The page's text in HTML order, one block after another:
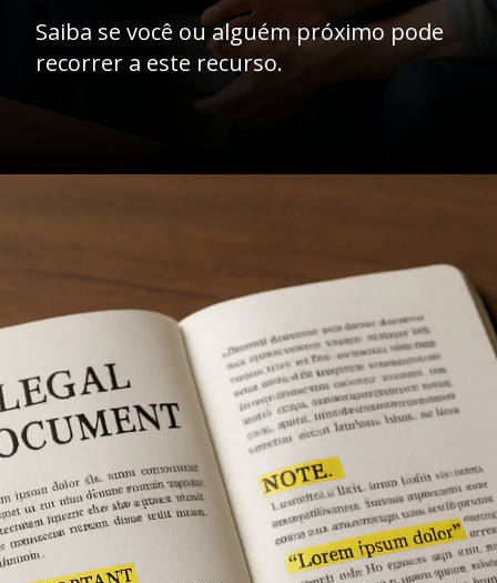
Saiba se você ou alguém próximo pode
recorrer a este recurso.